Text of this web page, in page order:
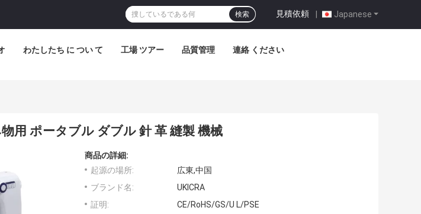
Japanese
見積依頼 |
検索
わたしたち に つい て 工場 ツアー 品質管理 連絡 ください
用 ポータブル ダブル 針 革 縫製 機械
商品の詳細:
起源の場所:
広東,中国
ブランド名:
UKICRA
証明:
CE/RoHS/GS/U L/PSE